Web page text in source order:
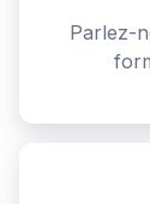
Parlez-